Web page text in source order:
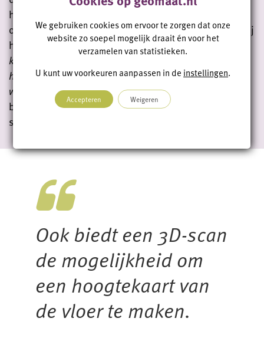
hoe zij het ontwerp gaan realiseren op basis van de
oude situatie. Met een goede voorbereiding kennen zij
het antwoord op vragen als:Waar liggen de
knelpunten? Waar moeten we extra rekening mee
houden? Moeten er nog extra aanpassingen gedaan
worden aan bijvoorbeeld de constructie?
bijvoorbeeld de constructeur aan de hand van de 3D-
scan berekeningen.
Ook biedt een 3D-scan
de mogelijkheid om
een hoogtekaart van
de vloer te maken.
We gebruiken cookies om ervoor te zorgen dat onze
website zo soepel mogelijk draait én voor het
verzamelen van statistieken.
U kunt uw voorkeuren aanpassen in de instellingen.
Accepteren Weigeren